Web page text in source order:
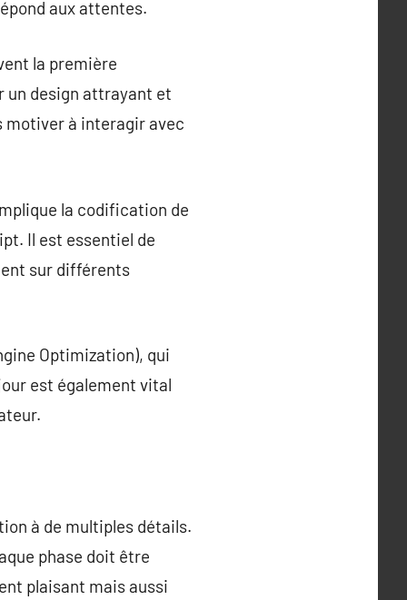
aux attentes.
la première
un design attrayant et
motiver à interagir avec
la codification de
Il est essentiel de
sur différents
Optimization), qui
est également vital
à de multiples détails.
phase doit être
plaisant mais aussi